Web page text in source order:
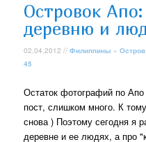
Островок
деревню и
02.04.2012 //Филиппины »
45
Остаток фотографий по
пост, слишком много. К
снова ) Поэтому сегодня я
деревне и ее людях, а про